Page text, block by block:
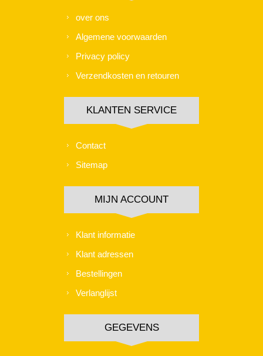
over ons
Algemene voorwaarden
Privacy policy
Verzendkosten en retouren
KLANTEN SERVICE
Contact
Sitemap
MIJN ACCOUNT
Klant informatie
Klant adressen
Bestellingen
Verlanglijst
GEGEVENS